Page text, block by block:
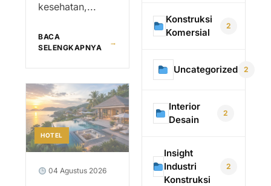
kesehatan,...
BACA
SELENGKAPNYA
→
HOTEL
04 Agustus 2026
Konstruksi
Komersial
2
Uncategorized 2
Interior
Desain
2
Insight
Industri
Konstruksi
2